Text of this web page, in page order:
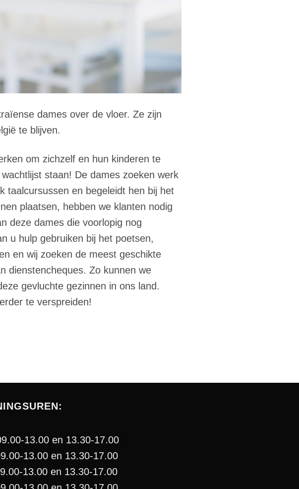
dames over de vloer. Ze zijn
te blijven.
om zichzelf en hun kinderen te
staan! De dames zoeken werk
taalcursussen en begeleidt hen bij het
plaatsen, hebben we klanten nodig
deze dames die voorlopig nog
u hulp gebruiken bij het poetsen,
en wij zoeken de meest geschikte
dienstencheques. Zo kunnen we
gevluchte gezinnen in ons land.
te verspreiden!
13.00 en 13.30-17.00
13.00 en 13.30-17.00
13.00 en 13.30-17.00